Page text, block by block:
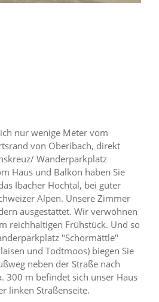
nur wenige Meter vom
von Oberibach, direkt
Wanderparkplatz
Haus und Balkon haben Sie
Ibacher Hochtal, bei guter
Alpen. Unsere Zimmer
ausgestattet. Wir verwöhnen
reichhaltigen Frühstück. Und so
"Schormättle"
und Todtmoos) biegen Sie
neben der Straße nach
300 m befindet sich unser Haus
linken Straßenseite.